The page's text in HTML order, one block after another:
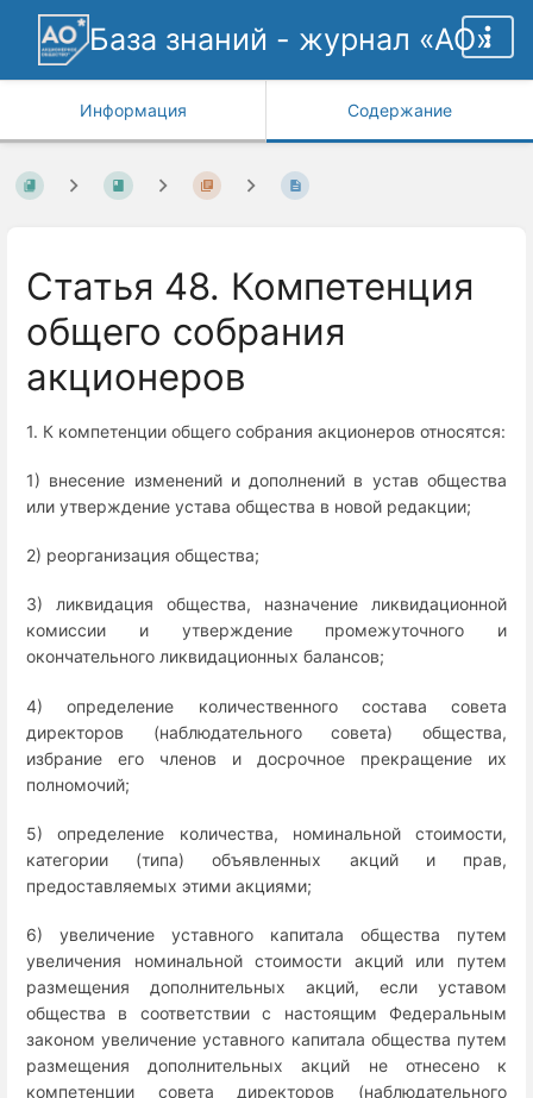
База знаний - журнал «АО»
Информация Содержание
Статья 48. Компетенция
общего собрания
акционеров
1. К компетенции общего собрания акционеров относятся:
1) внесение изменений и дополнений в устав общества
или утверждение устава общества в новой редакции;
2) реорганизация общества;
3) ликвидация общества, назначение ликвидационной
комиссии и утверждение промежуточного и
окончательного ликвидационных балансов;
4) определение количественного состава совета
директоров (наблюдательного совета) общества,
избрание его членов и досрочное прекращение их
полномочий;
5) определение количества, номинальной стоимости,
категории (типа) объявленных акций и прав,
предоставляемых этими акциями;
6) увеличение уставного капитала общества путем
увеличения номинальной стоимости акций или путем
размещения дополнительных акций, если уставом
общества в соответствии с настоящим Федеральным
законом увеличение уставного капитала общества путем
размещения дополнительных акций не отнесено к
компетенции совета директоров (наблюдательного